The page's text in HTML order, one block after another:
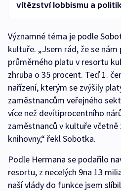
vítězství lobbismu a
Významné téma je podle
kultuře. „Jsem rád, že se
průměrného platu v resortu
zhruba o 35 procent. Teď 1.
nařízení, kterým se zvýšily
zaměstnancům veřejného
více než devítiprocentního
zaměstnanců v kultuře
knihovny,“ řekl Sobotka.
Podle Hermana se podařilo
resortu, z necelých 9na 13
naší vlády do funkce jsem